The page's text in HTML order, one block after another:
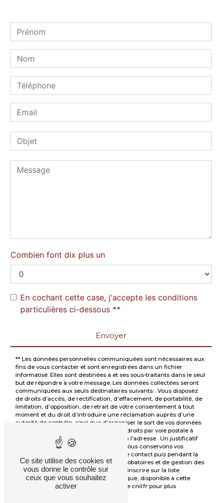
Combien font dix plus un
En cochant cette case, j'accepte les conditions
particulières ci-dessous **
Envoyer
** Les données personnelles communiquées sont nécessaires aux
fins de vous contacter et sont enregistrées dans un fichier
informatisé. Elles sont destinées à et ses sous-traitants dans le seul
but de répondre à votre message. Les données collectées seront
communiquées aux seuls destinataires suivants: . Vous disposez
de droits d’accès, de rectification, d’effacement, de portabilité, de
limitation, d’opposition, de retrait de votre consentement à tout
moment et du droit d’introduire une réclamation auprès d’une
autorité de contrôle, ainsi que d’organiser le sort de vos données
post-mortem. Vous pouvez exercer ces droits par voie postale à
l'adresse ou par courrier électronique à l'adresse . Un justificatif
d'identité pourra vous être demandé. Nous conservons vos
données pendant la période de prise de contact puis pendant la
durée de prescription légale aux fins probatoires et de gestion des
contentieux. Vous avez le droit de vous inscrire sur la liste
d'opposition au démarchage téléphonique, disponible à cette
Bloctel.gouv.fr
. Consultez le site cnil.fr pour plus
Ce site utilise des cookies et
vous donne le contrôle sur
ceux que vous souhaitez
activer